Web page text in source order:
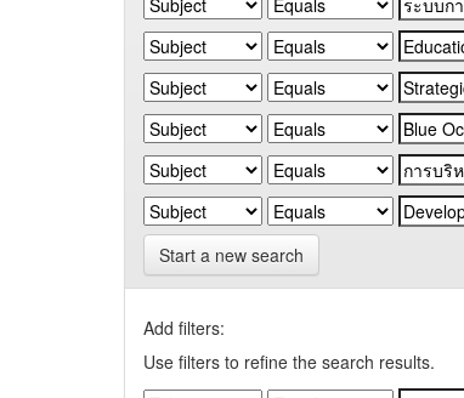
Start a new search
Add filters:
Use filters to refine the search results.